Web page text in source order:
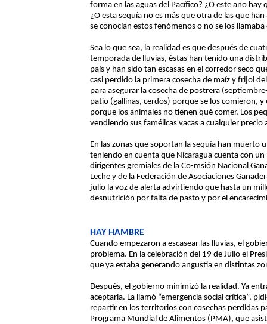
forma en las aguas del Pacífico? ¿O este año hay
¿O esta sequía no es más que otra de las que
se conocían estos fenómenos o no se los
Sea lo que sea, la realidad es que después de
temporada de lluvias, éstas han tenido una
país y han sido tan escasas en el corredor seco
casi perdido la primera cosecha de maíz y frijol
para asegurar la cosecha de postrera
patio (gallinas, cerdos) porque se los comieron,
porque los animales no tienen qué comer. Los
vendiendo sus famélicas vacas a cualquier precio
En las zonas que soportan la sequía han muerto
teniendo en cuenta que Nicaragua cuenta con
dirigentes gremiales de la Co-msión Nacional
Leche y de la Federación de Asociaciones
julio la voz de alerta advirtiendo que hasta un
desnutrición por falta de pasto y por el
HAY HAMBRE
Cuando empezaron a escasear las lluvias, el
problema. En la celebración del 19 de Julio el
que ya estaba generando angustia en distintas
Después, el gobierno minimizó la realidad. Ya
aceptarla. La llamó “emergencia social crítica”,
repartir en los territorios con cosechas perdidas
Programa Mundial de Alimentos (PMA), que